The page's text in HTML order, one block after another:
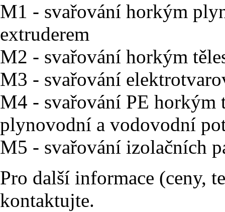
M1 - svařování horkým
extruderem
M2 - svařování horkým
M3 - svařování
M4 - svařování PE horkým
plynovodní a vodovodní
M5 - svařování izolačních
Pro další informace (ceny,
kontaktujte.